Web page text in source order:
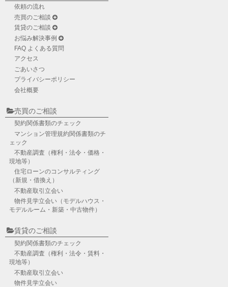
依頼の流れ
売買のご相談
賃貸のご相談
お悩み解決事例
FAQ よくある質問
アクセス
ごあいさつ
プライバシーポリシー
会社概要
売買のご相談
契約関係書類のチェック
マンション管理規約関係書類のチ
ェック
不動産調査
（権利・法令・価格・
現地等）
住宅ローンのコンサルティング
（新規・借換え）
不動産取引立会い
物件見学立会い （モデルハウス・
モデルルーム・新築・中古物件）
賃貸のご相談
契約関係書類のチェック
不動産調査
（権利・法令・賃料・
現地等）
不動産取引立会い
物件見学立会い